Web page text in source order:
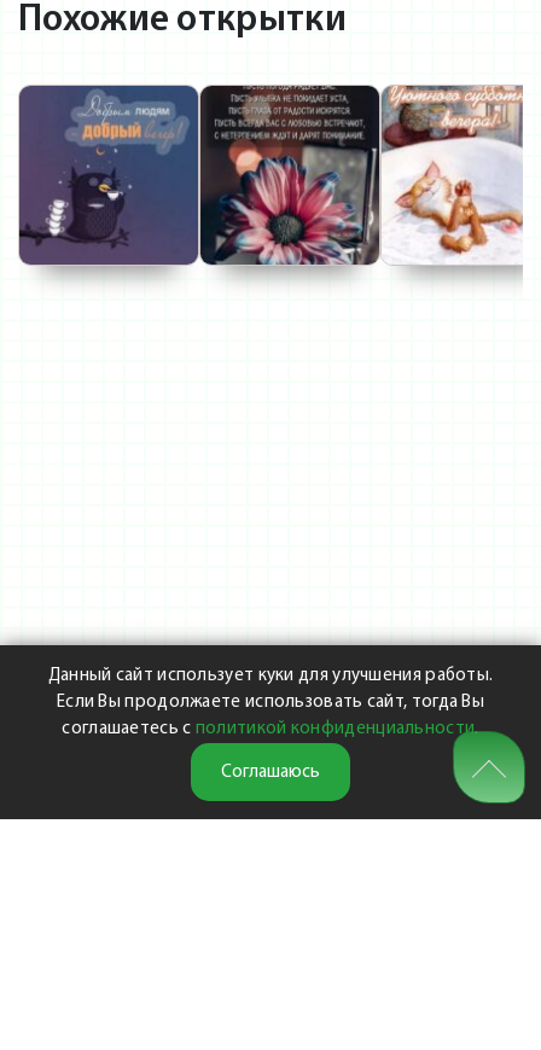
Похожие открытки
Данный сайт использует куки для улучшения работы.
Если Вы продолжаете использовать сайт, тогда Вы
соглашаетесь с политикой конфиденциальности.
Соглашаюсь